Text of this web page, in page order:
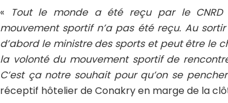
«
Tout le monde a été reçu par le CNRD
mouvement sportif n’a pas été reçu. Au
d’abord le ministre des sports et peut être le
la volonté du mouvement sportif de
C’est ça notre souhait pour qu’on se
réceptif hôtelier de Conakry en marge de la